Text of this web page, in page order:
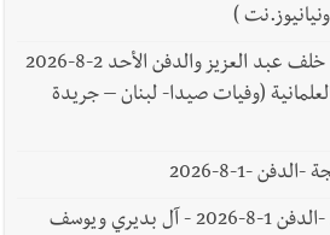
)
وفاة الشاب موسى محمد خلف عبد العزيز والدفن الأحد 2-8-2026
(وفيات صيدا- لبنان – جريدة
-1-8-2026
وفاة بدرية يوسف بديري -الدفن 1-8-2026 - آل بديري ويوسف